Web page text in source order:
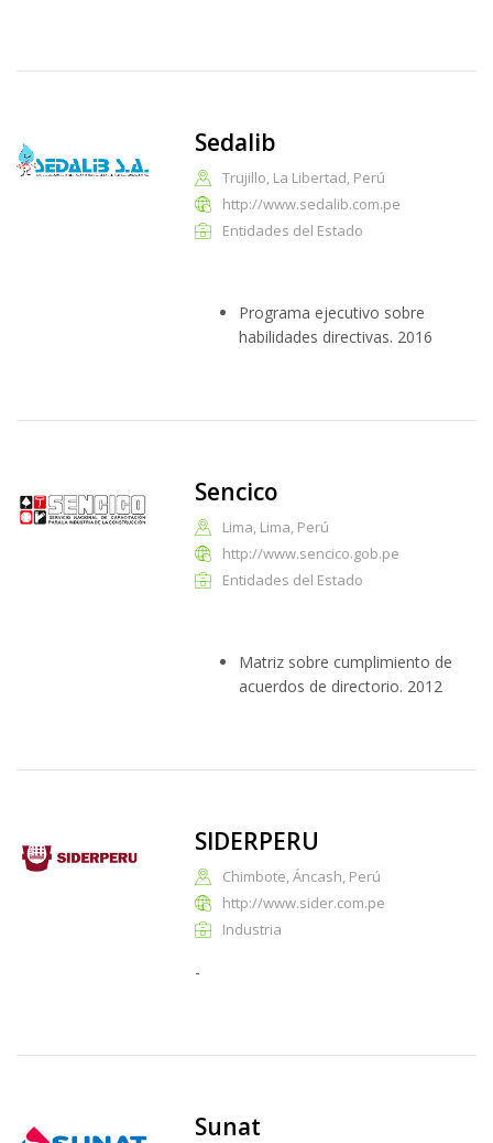
Sedalib
Trujillo, La Libertad, Perú
http://www.sedalib.com.pe
Entidades del Estado
Programa ejecutivo sobre
habilidades directivas. 2016
Sencico
Lima, Lima, Perú
http://www.sencico.gob.pe
Entidades del Estado
Matriz sobre cumplimiento de
acuerdos de directorio. 2012
SIDERPERU
Chimbote, Áncash, Perú
http://www.sider.com.pe
Industria
-
Sunat